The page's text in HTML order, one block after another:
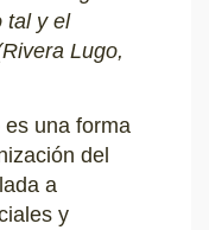
tal y el
Lugo,
una forma
del
a
y